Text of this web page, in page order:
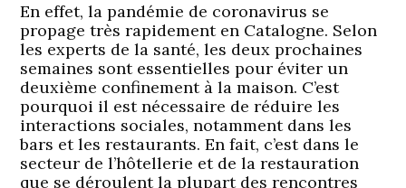
En effet, la pandémie de coronavirus se
propage très rapidement en Catalogne. Selon
les experts de la santé, les deux prochaines
semaines sont essentielles pour éviter un
deuxième confinement à la maison. C’est
pourquoi il est nécessaire de réduire les
interactions sociales, notamment dans les
bars et les restaurants. En fait, c’est dans le
secteur de l’hôtellerie et de la restauration
que se déroulent la plupart des rencontres